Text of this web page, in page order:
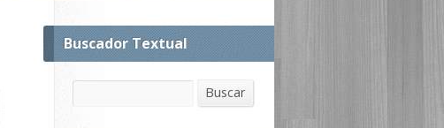
Buscador Textual
Buscar